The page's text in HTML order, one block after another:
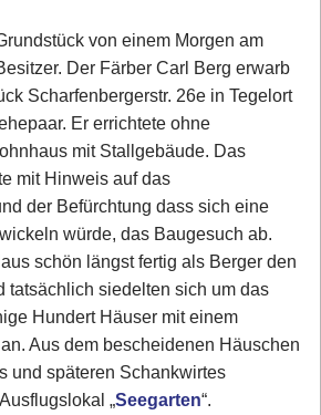
von einem Morgen am
Der Färber Carl Berg erwarb
Scharfenbergerstr. 26e in Tegelort
Er errichtete ohne
mit Stallgebäude. Das
mit Hinweis auf das
der Befürchtung dass sich eine
würde, das Baugesuch ab.
schön längst fertig als Berger den
tatsächlich siedelten sich um das
Hundert Häuser mit einem
Aus dem bescheidenen Häuschen
und späteren Schankwirtes
„Seegarten“.